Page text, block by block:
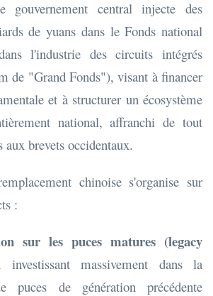
gouvernement central injecte des
de yuans dans le Fonds national
l'industrie des circuits intégrés
de "Grand Fonds"), visant à financer
et à structurer un écosystème
national, affranchi de tout
aux brevets occidentaux.
chinoise s'organise sur
:
sur les puces matures (legacy
investissant massivement dans la
puces de génération précédente